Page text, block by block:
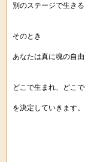
別のステージで生きる
そのとき
あなたは真に魂の自由
どこで生まれ、どこ
を決定していきます。